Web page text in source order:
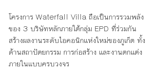
โครงการ Waterfall Villa ถือเป็นการรวมพลัง
ของ 3 บริษัทหลักภายใต้กลุ่ม EPD ที่ร่วมกัน
สร้างผลงานระดับไอคอนิกแห่งใหม่ของภูเก็ต ทั้ง
ด้านสถาปัตยกรรม การก่อสร้าง และงานตกแต่ง
ภายในแบบครบวงจร